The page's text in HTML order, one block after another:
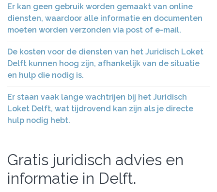
Er kan geen gebruik worden gemaakt van online
diensten, waardoor alle informatie en documenten
moeten worden verzonden via post of e-mail.
De kosten voor de diensten van het Juridisch Loket
Delft kunnen hoog zijn, afhankelijk van de situatie
en hulp die nodig is.
Er staan vaak lange wachtrijen bij het Juridisch
Loket Delft, wat tijdrovend kan zijn als je directe
hulp nodig hebt.
Gratis juridisch advies en
informatie in Delft.